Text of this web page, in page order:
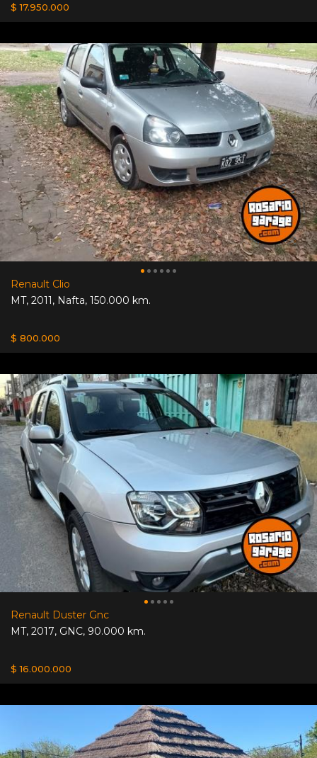
$ 17.950.000
Renault Clio
MT, 2011, Nafta, 150.000 km.
$ 800.000
Renault Duster Gnc
MT, 2017, GNC, 90.000 km.
$ 16.000.000